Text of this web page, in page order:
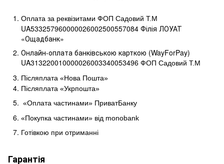
Оплата за реквізитами ФОП Садовий Т.М
UA533257960000026002500557084 Філія ЛОУАТ
«Ощадбанк»
Онлайн-оплата банківською карткою (WayForPay)
UA313220010000026003340053496 ФОП Садовий Т.М
Післяплата «Нова Пошта»
Післяплата «Укрпошта»
«Оплата частинами» ПриватБанку
«Покупка частинами» від monobank
Готівкою при отриманні
Гарантія